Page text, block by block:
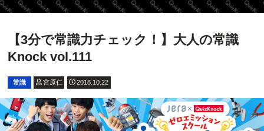
【3分で常識力チェック！】大人の常識
Knock vol.111
常識 宮原仁 2018.10.22